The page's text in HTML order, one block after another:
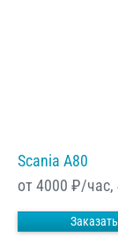
Scania A80
от 4000 ₽/час,
Заказать